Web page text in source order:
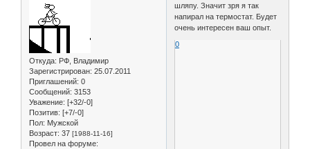
Откуда: РФ, Владимир
Зарегистрирован: 25.07.2011
Приглашений: 0
Сообщений: 3153
Уважение: [+32/-0]
Позитив: [+7/-0]
Пол: Мужской
Возраст: 37 [1988-11-16]
Провел на форуме:
шляпу. Значит зря я так
напирал на термостат. Будет
очень интересен ваш опыт.
0